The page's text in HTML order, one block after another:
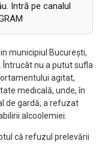
Intră pe canalul
municipiul București,
Întrucât nu a putut sufla
agitat,
medicală, unde, în
de gardă, a refuzat
alcoolemiei.
că refuzul prelevării